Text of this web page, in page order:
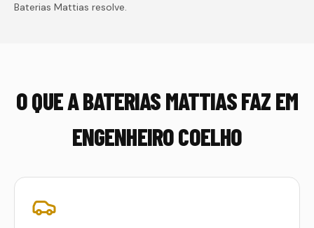
Baterias Mattias resolve.
O QUE A BATERIAS MATTIAS FAZ EM
ENGENHEIRO COELHO